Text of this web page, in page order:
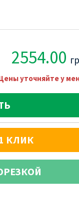
2554.00
уточняйте у
КЛИК